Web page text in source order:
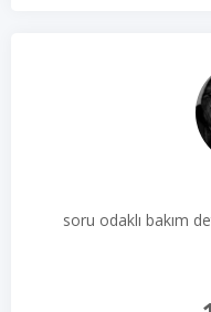
soru odaklı bakım